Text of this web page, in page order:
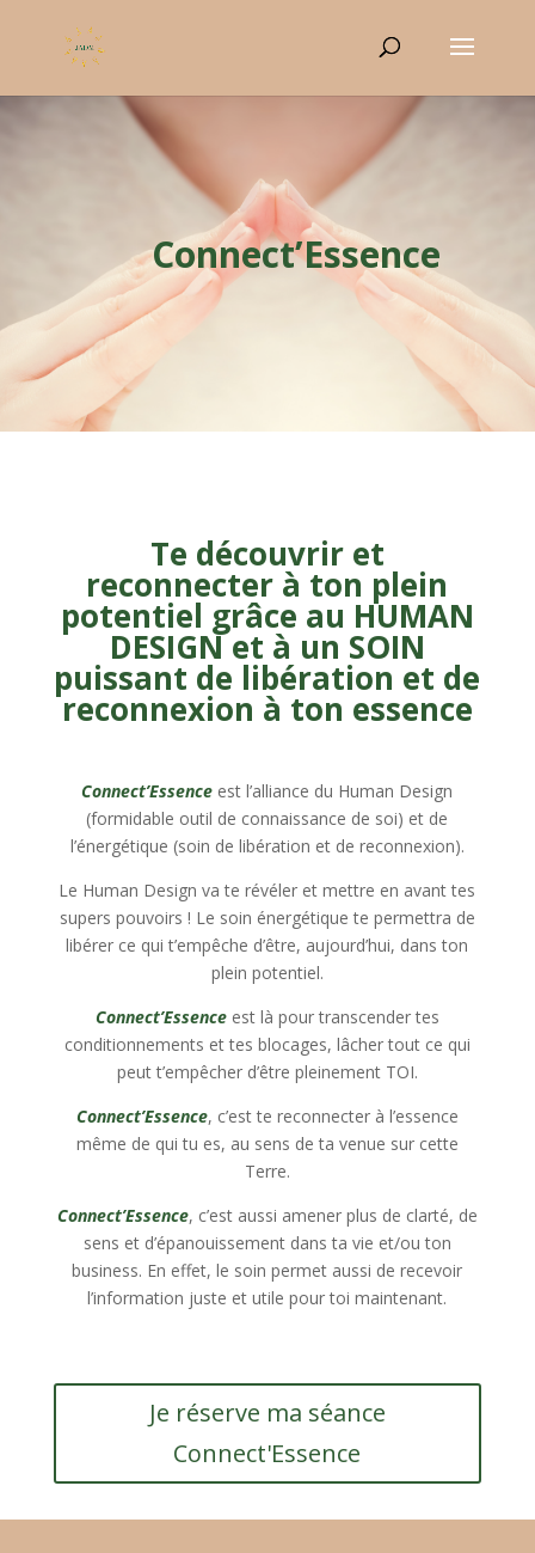
Connect’Essence
Te découvrir et
reconnecter à ton plein
potentiel grâce au HUMAN
DESIGN et à un SOIN
puissant de libération et de
reconnexion à ton essence
Connect’Essence est l’alliance du Human Design
(formidable outil de connaissance de soi) et de
l’énergétique (soin de libération et de reconnexion).
Le Human Design va te révéler et mettre en avant tes
supers pouvoirs ! Le soin énergétique te permettra de
libérer ce qui t’empêche d’être, aujourd’hui, dans ton
plein potentiel.
Connect’Essenceest là pour transcender tes
conditionnements et tes blocages, lâcher tout ce qui
peut t’empêcher d’être pleinement TOI.
Connect’Essence, c’est te reconnecter à l’essence
même de qui tu es, au sens de ta venue sur cette
Terre.
Connect’Essence, c’est aussi amener plus de clarté, de
sens et d’épanouissement dans ta vie et/ou ton
business. En effet, le soin permet aussi de recevoir
l’information juste et utile pour toi maintenant.
Je réserve ma séance
Connect'Essence